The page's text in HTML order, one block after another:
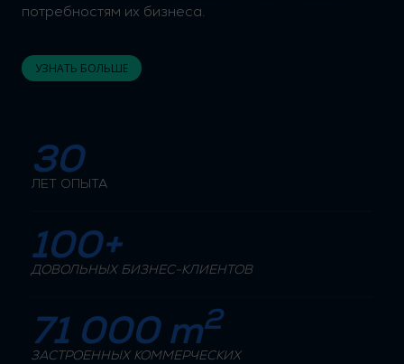
потребностям их бизнеса.
УЗНАТЬ БОЛЬШЕ
30
ЛЕТ ОПЫТА
100+
ДОВОЛЬНЫХ БИЗНЕС-КЛИЕНТОВ
71 000 m2
ЗАСТРОЕННЫХ КОММЕРЧЕСКИХ